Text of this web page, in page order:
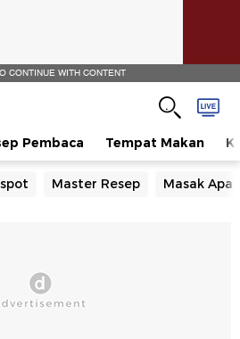
CONTINUE WITH CONTENT
Pembaca Tempat Makan
Master Resep Masak Apa